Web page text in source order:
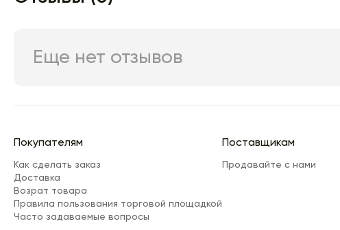
Еще нет отзывов
Покупателям
Как сделать заказ
Доставка
Возрат товара
Правила пользования торговой площадкой
Часто задаваемые вопросы
Поставщикам
Продавайте с нами